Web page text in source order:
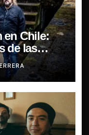
en Chile:
de las